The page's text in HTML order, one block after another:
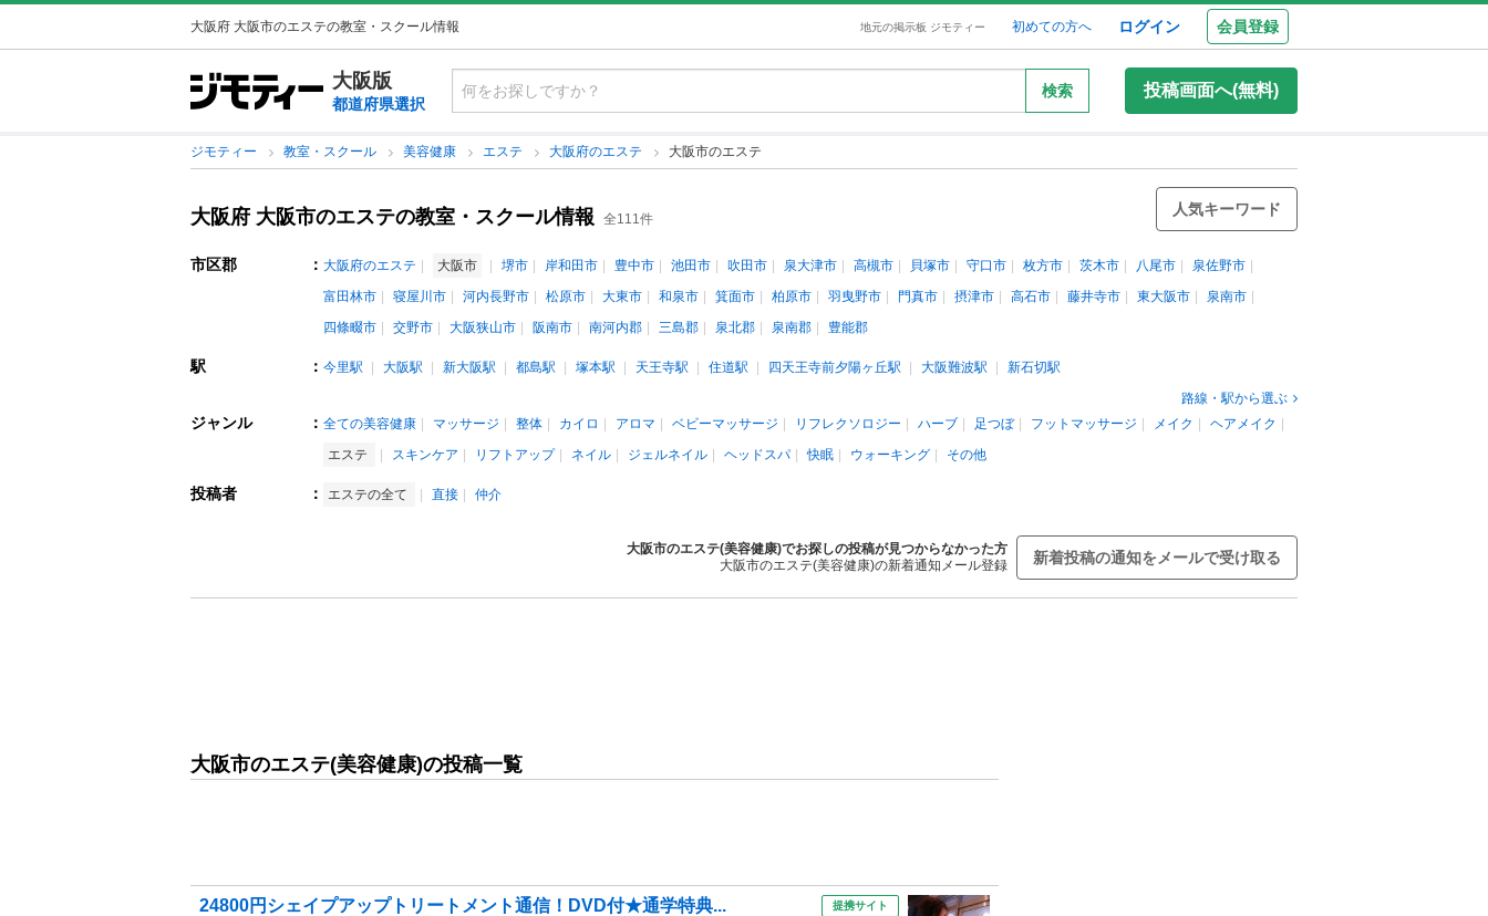
大阪府 大阪市のエステの教室・スクール情報 地元の掲示板 ジモティー 初めての方へ ログイン 会員登録
大阪版
都道府県選択
検索 投稿画面へ(無料)
ジモティー 教室・スクール 美容健康 エステ 大阪府のエステ 大阪市のエステ
大阪府 大阪市のエステの教室・スクール情報 全111件
人気キーワード
市区郡 ： 大阪府のエステ 大阪市 堺市 岸和田市 豊中市 池田市 吹田市 泉大津市 高槻市 貝塚市 守口市 枚方市 茨木市 八尾市
泉佐野市
富田林市
寝屋川市 河内長野市 松原市 大東市 和泉市 箕面市 柏原市 羽曳野市 門真市 摂津市 高石市 藤井寺市 東大阪市
泉南市
四條畷市
交野市 大阪狭山市 阪南市 南河内郡 三島郡 泉北郡 泉南郡 豊能郡
駅 ： 今里駅 大阪駅 新大阪駅 都島駅 塚本駅 天王寺駅 住道駅 四天王寺前夕陽ヶ丘駅 大阪難波駅
新石切駅
路線・駅から選ぶ
ジャンル ： 全ての美容健康 マッサージ 整体 カイロ アロマ ベビーマッサージ リフレクソロジー ハーブ 足つぼ フットマッサージ メイク
ヘアメイク
エステ
スキンケア リフトアップ ネイル ジェルネイル ヘッドスパ 快眠 ウォーキング その他
投稿者 ： エステの全て 直接 仲介
大阪市のエステ(美容健康)でお探しの投稿が見つからなかった方
大阪市のエステ(美容健康)の新着通知メール登録
新着投稿の通知をメールで受け取る
大阪市のエステ(美容健康)の投稿一覧
24800円シェイプアップトリートメント通信！DVD付★通学特典... 提携サイト